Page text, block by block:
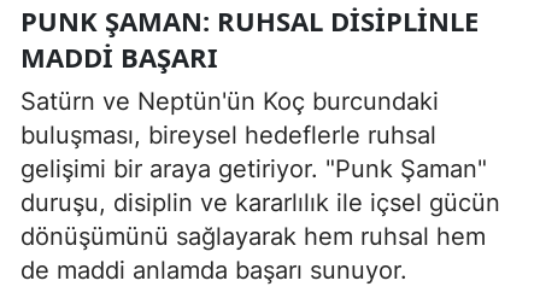
PUNK ŞAMAN: RUHSAL DISIPLINLE
MADDI BAŞARI
Satürn ve Neptün'ün Koç burcundaki
buluşması, bireysel hedeflerle ruhsal
gelişimi bir araya getiriyor. "Punk Şaman"
duruşu, disiplin ve kararlılık ile içsel gücün
dönüşümünü sağlayarak hem ruhsal hem
de maddi anlamda başarı sunuyor.